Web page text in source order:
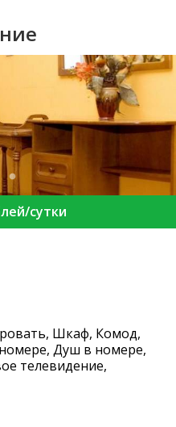
сутки
Шкаф, Комод,
Душ в номере,
телевидение,